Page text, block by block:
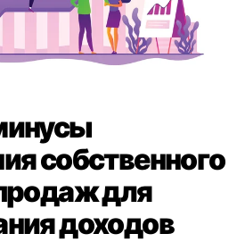
собственного
для
доходов